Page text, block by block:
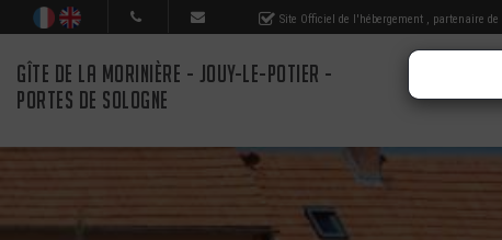
Site Officiel de l'hébergement , partenaire de
GÎTE DE LA MORINIÈRE - JOUY-LE-POTIER -
PORTES DE SOLOGNE